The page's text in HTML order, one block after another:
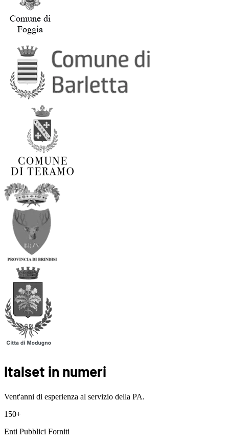
Italset in numeri
Vent'anni di esperienza al servizio della PA.
150+
Enti Pubblici Forniti